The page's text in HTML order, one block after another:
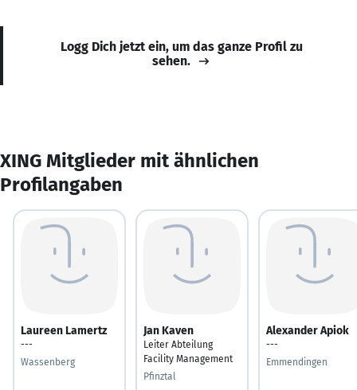
Logg Dich jetzt ein, um das ganze Profil zu
sehen.
XING Mitglieder mit ähnlichen
Profilangaben
Laureen Lamertz
---
Wassenberg
Jan Kaven
Leiter Abteilung
Facility Management
Pfinztal
Alexander Apiok
---
Emmendingen